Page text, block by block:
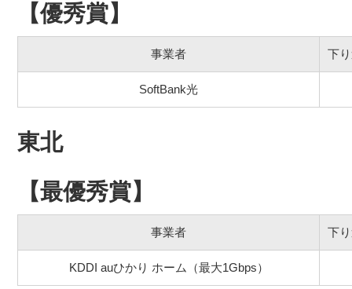
【優秀賞】
事業者 下
SoftBank光
東北
【最優秀賞】
事業者 下
KDDI auひかり ホーム（最大1Gbps）